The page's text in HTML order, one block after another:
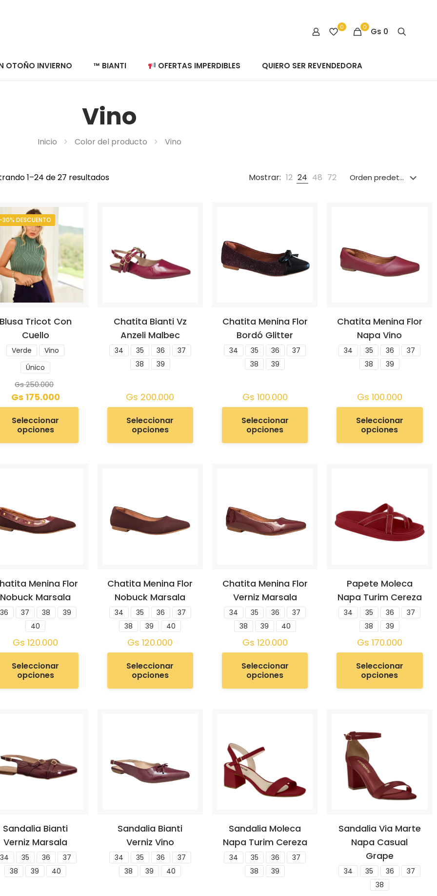
0 0 Gs 0
OTOÑO INVIERNO ™ BIANTI OFERTAS IMPERDIBLES QUIERO SER REVENDEDORA
Vino
Inicio Color del producto Vino
1–24 de 27 resultados Mostrar: 12 24 48 72
DESCUENTO
Tricot Con
Cuello
Verde
Vino
Único
Gs250.000
Gs 175.000
Seleccionar
opciones
Chatita Bianti Vz
Anzeli Malbec
34 35 36
37
38
39
Gs 200.000
Seleccionar
opciones
Chatita Menina Flor
Bordó Glitter
34 35 36
37
38
39
Gs 100.000
Seleccionar
opciones
Chatita Menina Flor
Napa Vino
34 35 36
37
38
39
Gs 100.000
Seleccionar
opciones
Menina Flor
Nobuck Marsala
36 37 38
39
40
Gs 120.000
Seleccionar
opciones
Chatita Menina Flor
Nobuck Marsala
34 35 36
37
38
39 40
Gs 120.000
Seleccionar
opciones
Chatita Menina Flor
Verniz Marsala
34 35 36
37
38
39 40
Gs 120.000
Seleccionar
opciones
Papete Moleca
Napa Turim Cereza
34 35 36
37
38
39
Gs 170.000
Seleccionar
opciones
Sandalia Bianti
Verniz Marsala
34 35 36
37
38
39 40
Sandalia Bianti
Verniz Vino
34 35 36
37
38
39 40
Sandalia Moleca
Napa Turim Cereza
34 35 36
37
38
39
Sandalia Via Marte
Napa Casual
Grape
34 35 36
37
38